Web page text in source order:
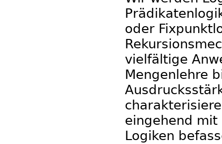
oder
vielfältige
Mengenlehre
eingehend mit
Logiken